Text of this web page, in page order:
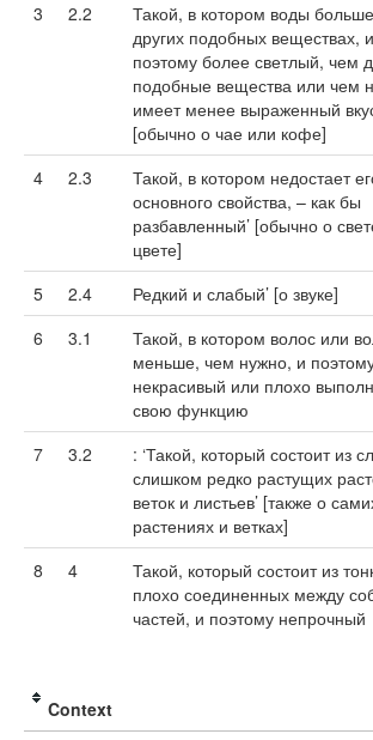
3 2.2
Такой, в котором воды
других подобных веществах,
поэтому более светлый, чем
подобные вещества или чем
имеет менее выраженный
[обычно о чае или кофе]
4 2.3
Такой, в котором недостает
основного свойства, – как бы
разбавленный’ [обычно о
цвете]
5 2.4 Редкий и слабый’ [о звуке]
6
3.1
Такой, в котором волос или
меньше, чем нужно, и
некрасивый или плохо
свою функцию
7 3.2
: ‘Такой, который состоит из
слишком редко растущих
веток и листьев’ [также о
растениях и ветках]
8 4
Такой, который состоит из
плохо соединенных между
частей, и поэтому непрочный
Context